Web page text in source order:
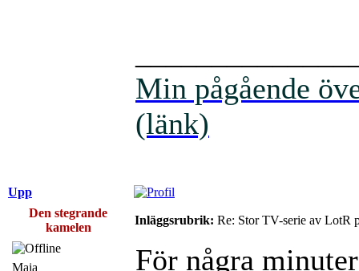
Min pågående
(länk)
Upp
Den stegrande
kamelen
Inläggsrubrik: Re: Stor TV-serie av LotR
Maia För några